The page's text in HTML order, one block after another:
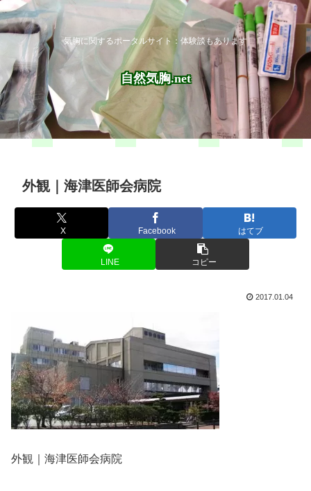
気胸に関するポータルサイト：体験談もあります
自然気胸.net
外観｜海津医師会病院
X Facebook はてブ
LINE コピー
2017.01.04
外観｜海津医師会病院